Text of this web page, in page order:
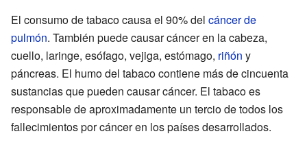
El consumo de tabaco causa el 90% del cáncer de
pulmón. También puede causar cáncer en la cabeza,
cuello, laringe, esófago, vejiga, estómago, riñón y
páncreas. El humo del tabaco contiene más de cincuenta
sustancias que pueden causar cáncer. El tabaco es
responsable de aproximadamente un tercio de todos los
fallecimientos por cáncer en los países desarrollados.